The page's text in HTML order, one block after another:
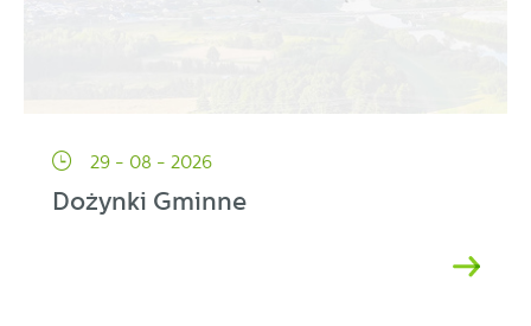
29 - 08 - 2026
Dożynki Gminne